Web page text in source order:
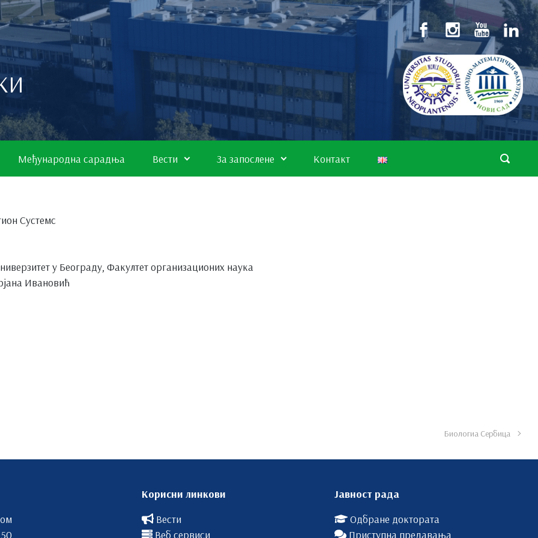
Међународна сарадња Вести За запослене Контакт
Сyстемс
у Београду, Факултет организационих наука
Ивановић
Биологиа Сербица
Корисни линкови
Вести
Веб сервиси
Јавност рада
Одбране доктората
Приступна предавања